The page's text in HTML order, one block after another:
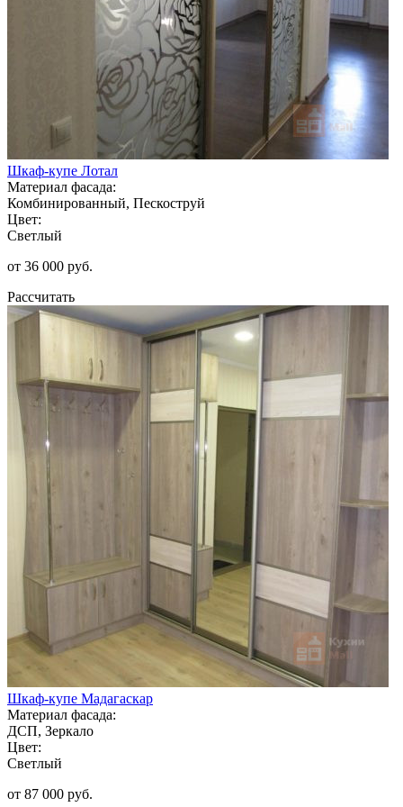
Шкаф-купе Лотал
Материал фасада:
Комбинированный, Пескоструй
Цвет:
Светлый
от 36 000 руб.
Рассчитать
Шкаф-купе Мадагаскар
Материал фасада:
ДСП, Зеркало
Цвет:
Светлый
от 87 000 руб.